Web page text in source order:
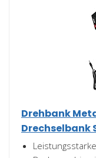
Drehbank
Drechselbank